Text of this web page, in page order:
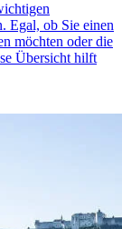
Egal, ob Sie einen
möchten oder die
Übersicht hilft